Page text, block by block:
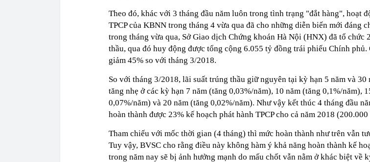
23:01
Nam diễn viên 700 tỷ giờ bán cà phê ở phường Hoà Hưng (TP.HCM),
vừa mở quán liền "vỡ trận"
22:59
Bật điều hòa ngủ, người phụ nữ sốt cao liên tục, phổi tổn thương hơn
một nửa: Bác sĩ cảnh báo mối nguy ít ai ngờ ngay trong nhà
22:53
Theo đó, khác với 3 tháng đầu năm luôn trong tình trạng "đắt hàng", hoạt
TPCP của KBNN trong tháng 4 vừa qua đã cho những diễn biến mới đáng
trong tháng vừa qua, Sở Giao dịch Chứng khoán Hà Nội (HNX) đã tổ chức
thầu, qua đó huy động được tổng cộng 6.055 tỷ đồng trái phiếu Chính phủ.
giảm 45% so với tháng 3/2018.
So với tháng 3/2018, lãi suất trúng thầu giữ nguyên tại kỳ hạn 5 năm và 30
tăng nhẹ ở các kỳ hạn 7 năm (tăng 0,03%/năm), 10 năm (tăng 0,1%/năm),
0,07%/năm) và 20 năm (tăng 0,02%/năm). Như vậy kết thúc 4 tháng đầu
hoàn thành được 23% kế hoạch phát hành TPCP cho cả năm 2018
Tham chiếu với mốc thời gian (4 tháng) thì mức hoàn thành như trên vẫn
Tuy vậy, BVSC cho rằng điều này không hàm ý khả năng hoàn thành kế
trong năm nay sẽ bị ảnh hưởng mạnh do mấu chốt vẫn nằm ở khác biệt về